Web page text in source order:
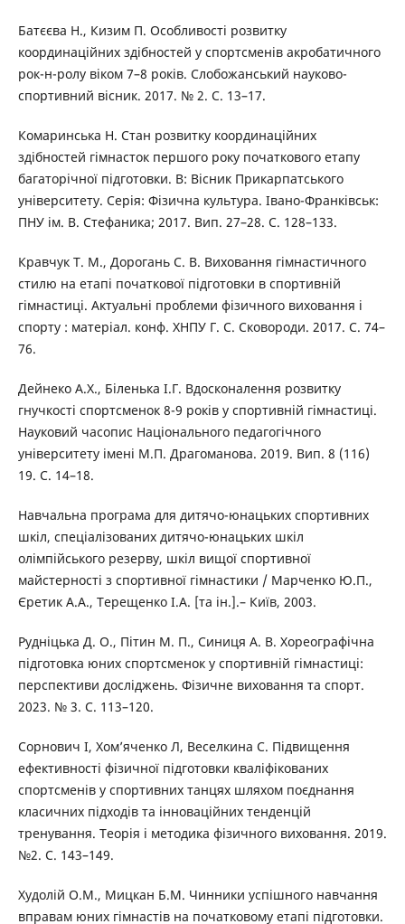
Батєєва Н., Кизим П. Особливості розвитку
координаційних здібностей у спортсменів акробатичного
рок-н-ролу віком 7–8 років. Слобожанський науково-
спортивний вісник. 2017. № 2. С. 13–17.
Комаринська Н. Стан розвитку координаційних
здібностей гімнасток першого року початкового етапу
багаторічної підготовки. В: Вісник Прикарпатського
університету. Серія: Фізична культура. Івано-Франківськ:
ПНУ ім. В. Стефаника; 2017. Вип. 27–28. С. 128–133.
Кравчук Т. М., Дорогань С. В. Виховання гімнастичного
стилю на етапі початкової підготовки в спортивній
гімнастиці. Актуальні проблеми фізичного виховання і
спорту : матеріал. конф. ХНПУ Г. С. Сковороди. 2017. С. 74–
76.
Дейнеко А.Х., Біленька І.Г. Вдосконалення розвитку
гнучкості спортсменок 8-9 років у спортивній гімнастиці.
Науковий часопис Національного педагогічного
університету імені М.П. Драгоманова. 2019. Вип. 8 (116)
19. С. 14–18.
Навчальна програма для дитячо-юнацьких спортивних
шкіл, спеціалізованих дитячо-юнацьких шкіл
олімпійського резерву, шкіл вищої спортивної
майстерності з спортивної гімнастики / Марченко Ю.П.,
Єретик А.А., Терещенко І.А. [та ін.].– Київ, 2003.
Рудніцька Д. О., Пітин М. П., Синиця А. В. Хореографічна
підготовка юних спортсменок у спортивній гімнастиці:
перспективи досліджень. Фізичне виховання та спорт.
2023. № 3. С. 113–120.
Сорнович І, Хом’яченко Л, Веселкина С. Підвищення
ефективності фізичної підготовки кваліфікованих
спортсменів у спортивних танцях шляхом поєднання
класичних підходів та інноваційних тенденцій
тренування. Теорія і методика фізичного виховання. 2019.
№2. С. 143–149.
Худолій О.М., Мицкан Б.М. Чинники успішного навчання
вправам юних гімнастів на початковому етапі підготовки.